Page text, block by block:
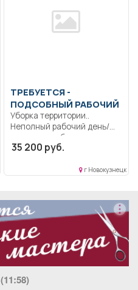
ТРЕБУЕТСЯ -
ПОДСОБНЫЙ РАБОЧИЙ
Уборка территории..
Неполный рабочий день/
неполная рабочая неделя..
35 200 руб.
г Новокузнецк
(11:58)